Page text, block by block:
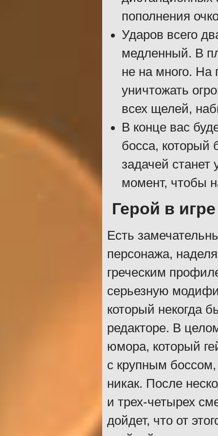
пополнения
Ударов всего
медленный. В
не на много. На
уничтожать
всех щелей,
В конце вас
босса, который
задачей станет
момент, чтобы
Герой в игре
Есть
персонажа,
греческим
серьезную
который некогда
редакторе. В
юмора, который
с крупным боссом,
никак. После
и трех-четырех
дойдет, что от